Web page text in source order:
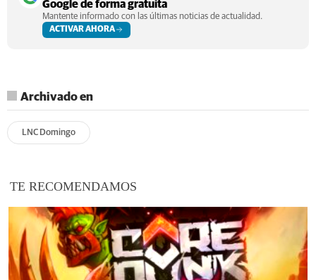
Google de forma gratuita
Mantente informado con las últimas noticias de actualidad.
ACTIVAR AHORA
Archivado en
LNC Domingo
TE RECOMENDAMOS